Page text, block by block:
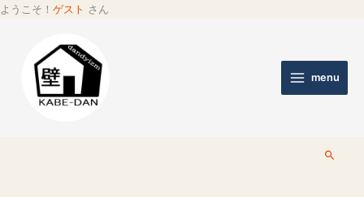
ようこそ！ ゲスト さん
menu
検